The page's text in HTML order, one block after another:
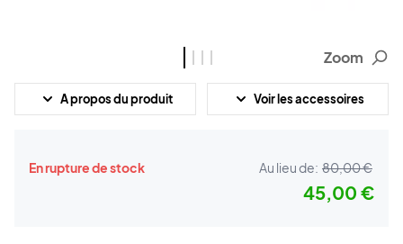
Zoom
A propos du produit Voir les accessoires
En rupture de stock Au lieu de: 80,00 €
45,00 €